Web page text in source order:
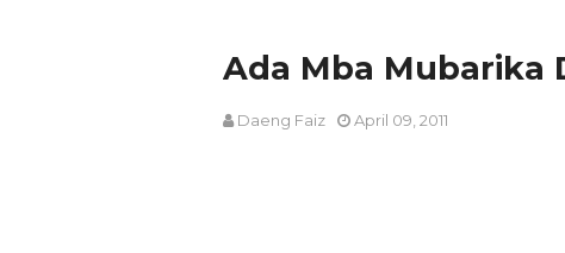
Ada Mba Mubarika
Daeng Faiz April 09, 2011